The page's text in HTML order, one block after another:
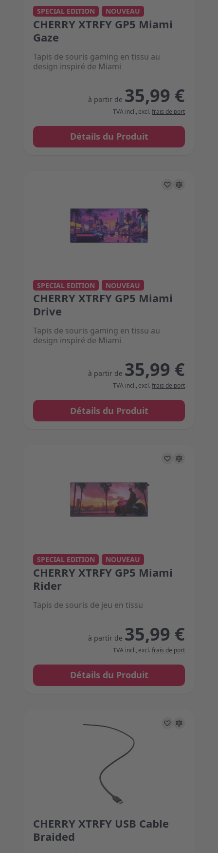
Tapis de souris gaming en tissu au
design inspiré de Miami
The price depends on the options chosen on the
SPECIAL EDITION NOUVEAU
CHERRY XTRFY GP5 Miami
Gaze
à partir de 35,99 €
TVA incl., excl. frais de port
Détails du Produit
Tapis de souris gaming en tissu au
design inspiré de Miami
The price depends on the options chosen on the
SPECIAL EDITION NOUVEAU
CHERRY XTRFY GP5 Miami
Drive
à partir de 35,99 €
TVA incl., excl. frais de port
Détails du Produit
Tapis de souris de jeu en tissu
The price depends on the options chosen on the
SPECIAL EDITION NOUVEAU
CHERRY XTRFY GP5 Miami
Rider
à partir de 35,99 €
TVA incl., excl. frais de port
Détails du Produit
The price depends on the options chosen on the
CHERRY XTRFY USB Cable
Braided